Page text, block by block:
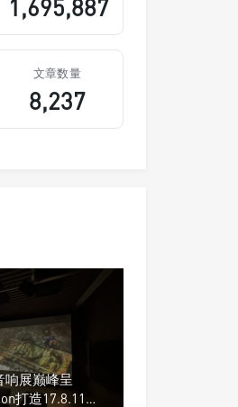
1,695,887
文章数量
8,237
响展巅峰呈
打造17.8.11声